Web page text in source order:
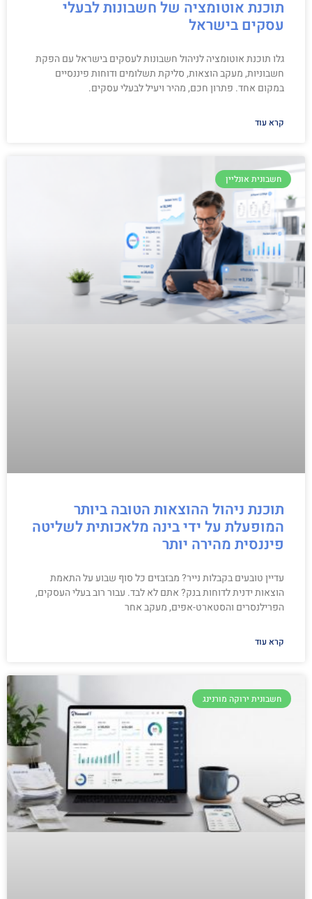
תוכנת אוטומציה של חשבונות לבעלי
עסקים בישראל
גלו תוכנת אוטומציה לניהול חשבונות לעסקים בישראל עם הפקת
חשבוניות, מעקב הוצאות, סליקת תשלומים ודוחות פיננסיים
במקום אחד. פתרון חכם, מהיר ויעיל לבעלי עסקים.
קרא עוד
חשבונית אונליין
תוכנת ניהול ההוצאות הטובה ביותר
המופעלת על ידי בינה מלאכותית לשליטה
פיננסית מהירה יותר
עדיין טובעים בקבלות נייר? מבזבזים כל סוף שבוע על התאמת
הוצאות ידנית לדוחות בנק? אתם לא לבד. עבור רוב בעלי העסקים,
הפרילנסרים והסטארט-אפים, מעקב אחר
קרא עוד
חשבונית ירוקה מורנינג